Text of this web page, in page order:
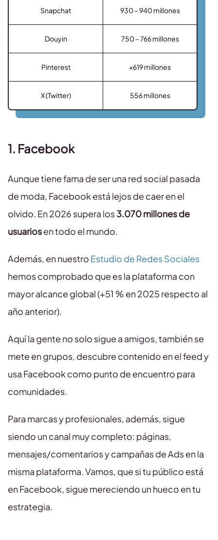
Snapchat 930 – 940 millones
Douyin 750 – 766 millones
Pinterest +619 millones
X (Twitter) 556 millones
1. Facebook
Aunque tiene fama de ser una red social pasada
de moda, Facebook está lejos de caer en el
olvido. En 2026 supera los3.070millones de
usuariosen todo el mundo.
Además, en nuestro Estudio de Redes Sociales
hemos comprobado que es la plataforma con
mayor alcance global (+51 % en 2025 respecto al
año anterior).
Aquí la gente no solo sigue a amigos, también se
mete en grupos, descubre contenido en el feed y
usa Facebook como punto de encuentro para
comunidades.
Para marcas y profesionales, además, sigue
siendo un canal muy completo: páginas,
mensajes/comentarios y campañas de Ads en la
misma plataforma. Vamos, que si tu público está
en Facebook, sigue mereciendo un hueco en tu
estrategia.